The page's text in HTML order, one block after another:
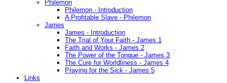
Philemon
Philemon - Introduction
A Profitable Slave - Philemon
James
James - Introduction
The Trial of Your Faith - James 1
Faith and Works - James 2
The Power of the Tongue - James 3
The Cure for Worldliness - James 4
Praying for the Sick - James 5
Links